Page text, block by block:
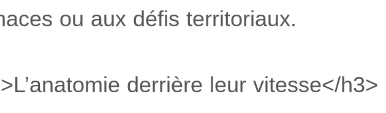
ou aux défis territoriaux.
derrière leur vitesse</h3>